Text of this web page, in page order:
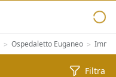
> Ospedaletto Euganeo >
Filtra